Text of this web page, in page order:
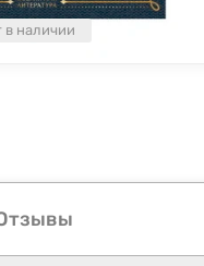
в наличии